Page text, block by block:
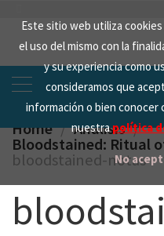
Este sitio web utiliza
el uso del mismo con la
y su experiencia como
consideramos que
información o bien conocer
nuestrapolítica
No
content
Home Analisis
Bloodstained: Ritual
bloodstained-notas